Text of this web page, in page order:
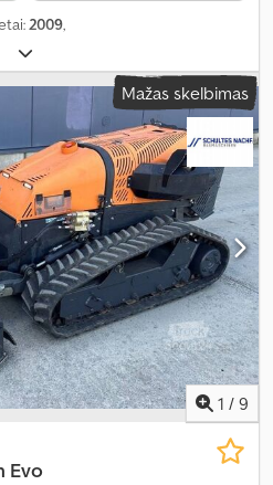
2009,
Mažas skelbimas
1 / 9
Evo